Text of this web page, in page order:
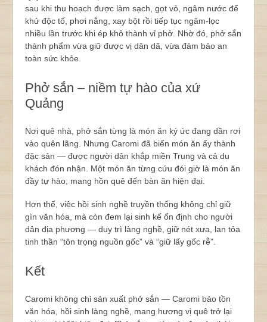
sau khi thu hoạch được làm sạch, gọt vỏ, ngâm nước để
khử độc tố, phơi nắng, xay bột rồi tiếp tục ngâm-lọc
nhiều lần trước khi ép khô thành vỉ phở. Nhờ đó, phở sắn
thành phẩm vừa giữ được vị dân dã, vừa đảm bảo an
toàn sức khỏe.
Phở sắn – niềm tự hào của xứ
Quảng
Nơi quê nhà, phở sắn từng là món ăn ký ức đang dần rơi
vào quên lãng. Nhưng Caromi đã biến món ăn ấy thành
đặc sản — được người dân khắp miền Trung và cả du
khách đón nhận. Một món ăn từng cứu đói giờ là món ăn
đầy tự hào, mang hồn quê đến bàn ăn hiện đại.
Hơn thế, việc hồi sinh nghề truyền thống không chỉ giữ
gìn văn hóa, mà còn đem lại sinh kế ổn định cho người
dân địa phương — duy trì làng nghề, giữ nét xưa, lan tỏa
tinh thần “tôn trọng nguồn gốc” và “giữ lấy gốc rễ”.
Kết
Caromi không chỉ sản xuất phở sắn — Caromi bảo tồn
văn hóa, hồi sinh làng nghề, mang hương vị quê trở lại